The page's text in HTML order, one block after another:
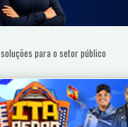
para o setor público